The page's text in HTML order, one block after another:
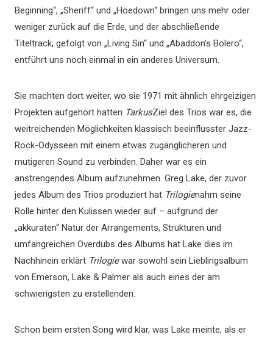
Beginning“, „Sheriff“ und „Hoedown“ bringen uns mehr oder
weniger zurück auf die Erde, und der abschließende
Titeltrack, gefolgt von „Living Sin“ und „Abaddon’s Bolero“,
entführt uns noch einmal in ein anderes Universum.
Sie machten dort weiter, wo sie 1971 mit ähnlich ehrgeizigen
Projekten aufgehört hatten TarkusZiel des Trios war es, die
weitreichenden Möglichkeiten klassisch beeinflusster Jazz-
Rock-Odysseen mit einem etwas zugänglicheren und
mutigeren Sound zu verbinden. Daher war es ein
anstrengendes Album aufzunehmen. Greg Lake, der zuvor
jedes Album des Trios produziert hat Trilogienahm seine
Rolle hinter den Kulissen wieder auf – aufgrund der
„akkuraten“ Natur der Arrangements, Strukturen und
umfangreichen Overdubs des Albums hat Lake dies im
Nachhinein erklärt Trilogiewar sowohl sein Lieblingsalbum
von Emerson, Lake & Palmer als auch eines der am
schwierigsten zu erstellenden.
Schon beim ersten Song wird klar, was Lake meinte, als er